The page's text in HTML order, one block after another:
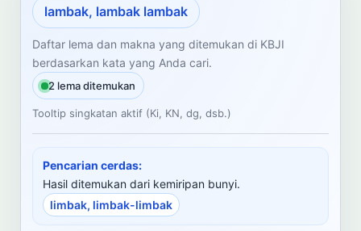
CARI LEMA JAWA
Masukkan kata Jawa
Cari
Dashboard Pencarian
lambak, lambak lambak
Daftar lema dan makna yang ditemukan di KBJI
berdasarkan kata yang Anda cari.
2 lema ditemukan
Tooltip singkatan aktif (Ki, KN, dg, dsb.)
Pencarian cerdas:
Hasil ditemukan dari kemiripan bunyi.
limbak, limbak-limbak